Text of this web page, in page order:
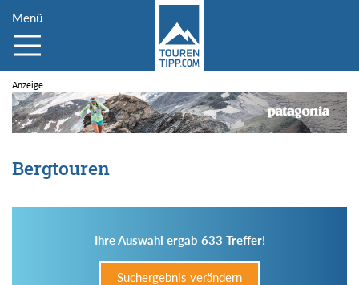
Menü
Bergtouren
Ihre Auswahl ergab 633 Treffer!
Suchergebnis verändern